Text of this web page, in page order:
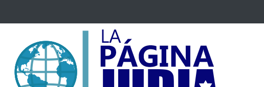
Arqueólogos descubren tesoros de la Gran Sinagoga de Vilna
jamás
de